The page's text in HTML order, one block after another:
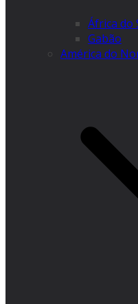
África do
Gabão
América do